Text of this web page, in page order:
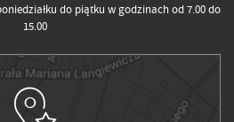
do piątku w godzinach od 7.00 do
15.00